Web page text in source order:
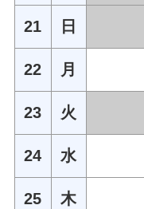
21 日
22 月
23 火
24 水
25 木